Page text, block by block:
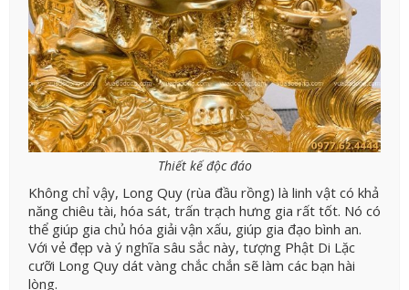
Thiết kế độc đáo
Không chỉ vậy, Long Quy (rùa đầu rồng) là linh vật có khả
năng chiêu tài, hóa sát, trấn trạch hưng gia rất tốt. Nó có
thể giúp gia chủ hóa giải vận xấu, giúp gia đạo bình an.
Với vẻ đẹp và ý nghĩa sâu sắc này, tượng Phật Di Lặc
cưỡi Long Quy dát vàng chắc chắn sẽ làm các bạn hài
lòng.